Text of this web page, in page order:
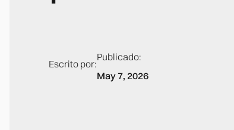
Escrito por:
Publicado:
May 7, 2026